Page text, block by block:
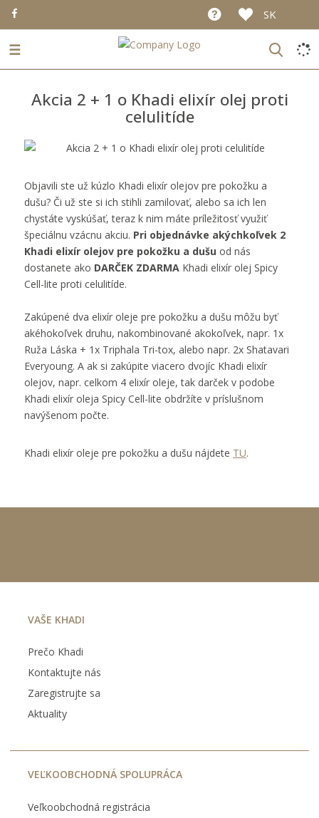
SK
☰
Akcia 2 + 1 o Khadi elixír olej proti
celulitíde
Objavili ste už kúzlo Khadi elixír olejov pre pokožku a
dušu? Či už ste si ich stihli zamilovať, alebo sa ich len
chystáte vyskúšať, teraz k nim máte príležitosť využiť
špeciálnu vzácnu akciu. Pri objednávke akýchkoľvek 2
Khadi elixír olejov pre pokožku a dušuod nás
dostanete ako DARČEK ZDARMA Khadi elixír olej Spicy
Cell-lite proti celulitíde.
Zakúpené dva elixír oleje pre pokožku a dušu môžu byť
akéhokoľvek druhu, nakombinované akokoľvek, napr. 1x
Ruža Láska + 1x Triphala Tri-tox, alebo napr. 2x Shatavari
Everyoung. A ak si zakúpite viacero dvojíc Khadi elixír
olejov, napr. celkom 4 elixír oleje, tak darček v podobe
Khadi elixír oleja Spicy Cell-lite obdržíte v príslušnom
navýšenom počte.
Khadi elixír oleje pre pokožku a dušu nájdete TU.
VAŠE KHADI
Prečo Khadi
Kontaktujte nás
Zaregistrujte sa
Aktuality
VEĽKOOBCHODNÁ SPOLUPRÁCA
Veľkoobchodná registrácia